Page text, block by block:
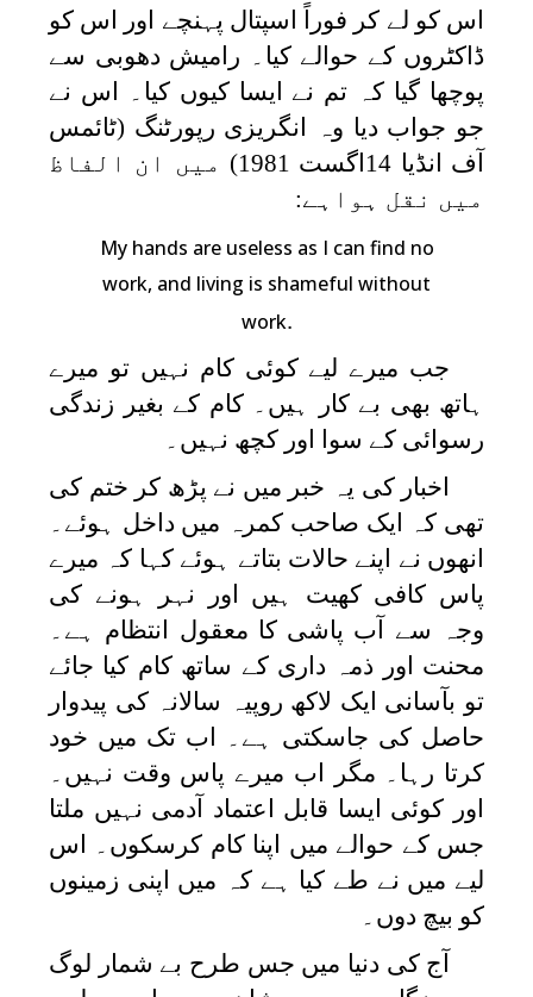
اس کو لے کر فوراً اسپتال پہنچے اور اس کو
ڈاکٹروں کے حوالے کیا۔ رامیش دھوبی سے
پوچھا گیا کہ تم نے ایسا کیوں کیا۔ اس نے
جو جواب دیا وہ انگریزی رپورٹنگ (ٹائمس
آف انڈیا 14اگست 1981) میں ان الفاظ
میں نقل ہواہے:
My hands are useless as I can find no
work, and living is shameful without
work.
جب میرے لیے کوئی کام نہیں تو میرے
ہاتھ بھی بے کار ہیں۔ کام کے بغیر زندگی
رسوائی کے سوا اور کچھ نہیں۔
اخبار کی یہ خبر میں نے پڑھ کر ختم کی
تھی کہ ایک صاحب کمرہ میں داخل ہوئے۔
انھوں نے اپنے حالات بتاتے ہوئے کہا کہ میرے
پاس کافی کھیت ہیں اور نہر ہونے کی
وجہ سے آب پاشی کا معقول انتظام ہے۔
محنت اور ذمہ داری کے ساتھ کام کیا جائے
تو بآسانی ایک لاکھ روپیہ سالانہ کی پیدوار
حاصل کی جاسکتی ہے۔ اب تک میں خود
کرتا رہا۔ مگر اب میرے پاس وقت نہیں۔
اور کوئی ایسا قابل اعتماد آدمی نہیں ملتا
جس کے حوالے میں اپنا کام کرسکوں۔ اس
لیے میں نے طے کیا ہے کہ میں اپنی زمینوں
کو بیچ دوں۔
آج کی دنیا میں جس طرح بے شمار لوگ